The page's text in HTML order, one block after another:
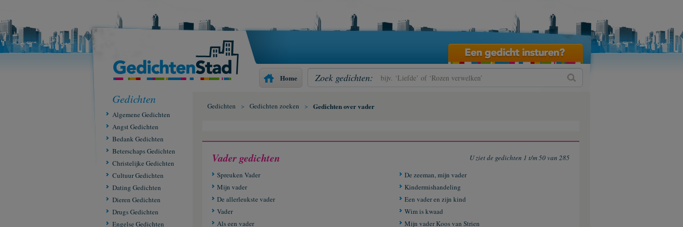
Home Zoek gedichten:
Gedichten
Algemene Gedichten
Angst Gedichten
Bedank Gedichten
Beterschaps Gedichten
Christelijke Gedichten
Cultuur Gedichten
Dating Gedichten
Dieren Gedichten
Drugs Gedichten
Engelse Gedichten
Gedichten > Gedichten zoeken > Gedichten over vader
Vader gedichten
U ziet de gedichten 1 t/m 50 van 285
Spreuken Vader
Mijn vader
De allerleukste vader
Vader
Als een vader
De zeeman, mijn vader
Kindermishandeling
Een vader en zijn kind
Wim is kwaad
Mijn vader Koos van Strien